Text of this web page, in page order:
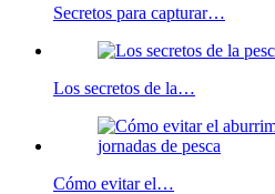
Secretos para capturar…
Los secretos de la…
Cómo evitar el…